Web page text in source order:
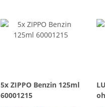
5x ZIPPO Benzin 125ml
60001215